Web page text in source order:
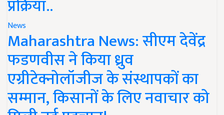
प्रक्रिया..
News
Maharashtra News: सीएम देवेंद्र
फडणवीस ने किया ध्रुव
एग्रीटेक्नोलॉजीज के संस्थापकों का
सम्मान, किसानों के लिए नवाचार को